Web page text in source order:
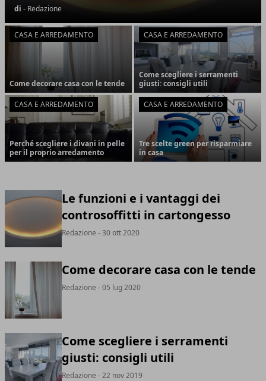
di - Redazione
CASA E ARREDAMENTO
Come decorare casa con le tende
CASA E ARREDAMENTO
Come scegliere i serramenti
giusti: consigli utili
CASA E ARREDAMENTO
Perché scegliere i divani in pelle
per il proprio arredamento
CASA E ARREDAMENTO
Tre scelte green per risparmiare
in casa
Le funzioni e i vantaggi dei
controsoffitti in cartongesso
Redazione - 30 ott 2020
Come decorare casa con le tende
Redazione - 05 lug 2020
Come scegliere i serramenti
giusti: consigli utili
Redazione - 22 nov 2019